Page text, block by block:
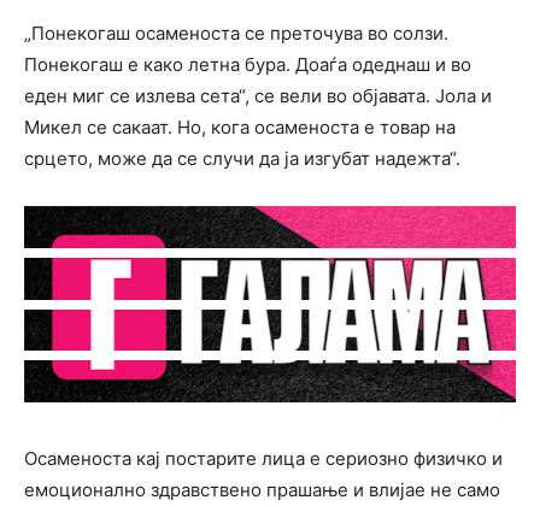
„Понекогаш осаменоста се преточува во солзи.
Понекогаш е како летна бура. Доаѓа одеднаш и во
еден миг се излева сета“, се вели во објавата. Јола и
Микел се сакаат. Но, кога осаменоста е товар на
срцето, може да се случи да ја изгубат надежта“.
Осаменоста кај постарите лица е сериозно физичко и
емоционално здравствено прашање и влијае не само